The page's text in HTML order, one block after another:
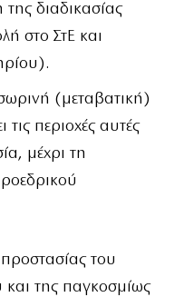
διαδικασίας
στο ΣτΕ και
(μεταβατική)
περιοχές αυτές
μέχρι τη
του
της παγκοσμίως